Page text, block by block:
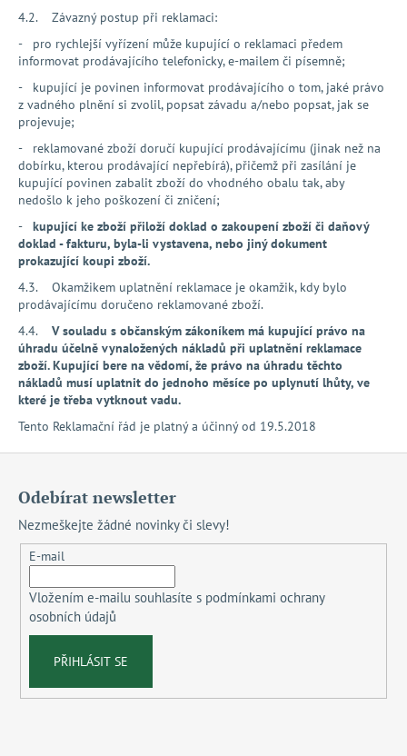
4.2. Závazný postup při reklamaci:
- pro rychlejší vyřízení může kupující o reklamaci předem
informovat prodávajícího telefonicky, e-mailem či písemně;
- kupující je povinen informovat prodávajícího o tom, jaké právo
z vadného plnění si zvolil, popsat závadu a/nebo popsat, jak se
projevuje;
- reklamované zboží doručí kupující prodávajícímu (jinak než na
dobírku, kterou prodávající nepřebírá), přičemž při zasílání je
kupující povinen zabalit zboží do vhodného obalu tak, aby
nedošlo k jeho poškození či zničení;
- kupující ke zboží přiloží doklad o zakoupení zboží či daňový
doklad - fakturu, byla-li vystavena, nebo jiný dokument
prokazující koupi zboží.
4.3. Okamžikem uplatnění reklamace je okamžik, kdy bylo
prodávajícímu doručeno reklamované zboží.
4.4. V souladu s občanským zákoníkem má kupující právo na
úhradu účelně vynaložených nákladů při uplatnění reklamace
zboží. Kupující bere na vědomí, že právo na úhradu těchto
nákladů musí uplatnit do jednoho měsíce po uplynutí lhůty, ve
které je třeba vytknout vadu.
Tento Reklamační řád je platný a účinný od 19.5.2018
Odebírat newsletter
Nezmeškejte žádné novinky či slevy!
E-mail
Vložením e-mailu souhlasíte s podmínkami ochrany
osobních údajů
PŘIHLÁSIT SE